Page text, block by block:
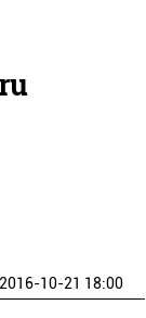
2016-10-21 18:00